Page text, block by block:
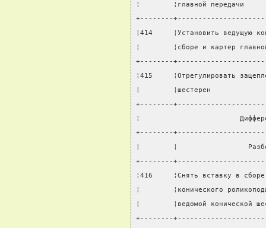
¦        ¦главной
+--------
¦414     ¦Установить ведущую
¦        ¦сборе и картер
+--------
¦415     ¦Отрегулировать
¦        ¦шестерен
+--------
¦
+--------
¦        ¦
+--------
¦416     ¦Снять вставку в
¦        ¦конического
¦        ¦ведомой
+--------